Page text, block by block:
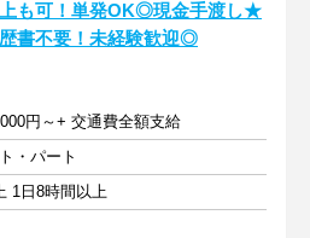
上も可！単発OK◎現金手渡し★
書不要！未経験歓迎◎
円～+ 交通費全額支給
・パート
1日8時間以上